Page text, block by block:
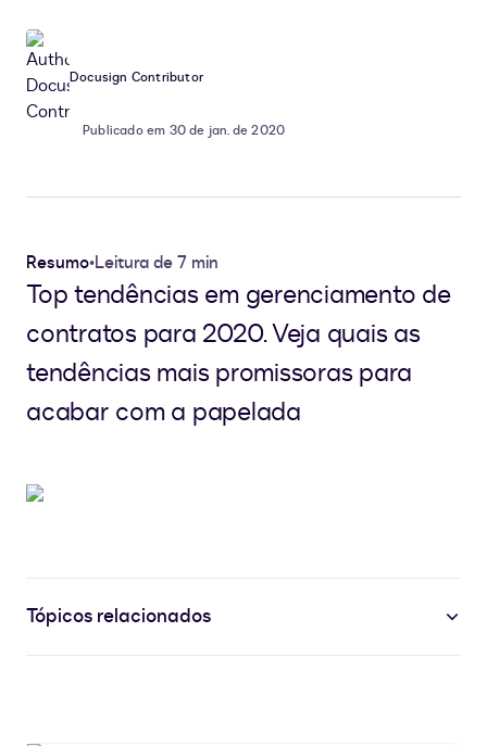
Docusign Contributor
Publicado em 30 de jan. de 2020
Resumo•Leitura de 7 min
Top tendências em gerenciamento de
contratos para 2020. Veja quais as
tendências mais promissoras para
acabar com a papelada
Tópicos relacionados